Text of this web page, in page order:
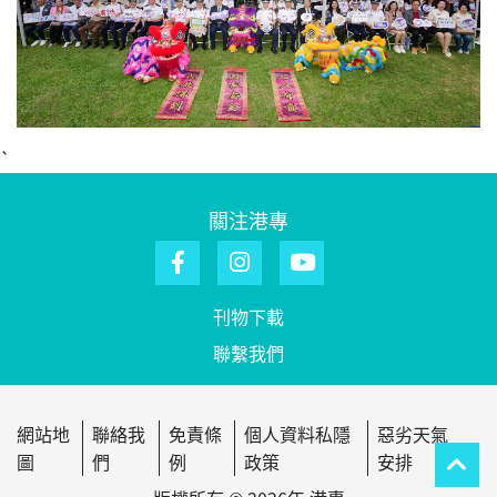
`
關注港專
刊物下載
聯繫我們
網站地
圖
聯絡我
們
免責條
例
個人資料私隱
政策
惡劣天氣
安排